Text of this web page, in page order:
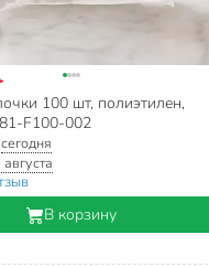
100 шт, полиэтилен,
F100-002
сегодня
августа
В корзину